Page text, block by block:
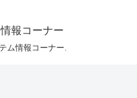
報コーナー
ム情報コーナー.